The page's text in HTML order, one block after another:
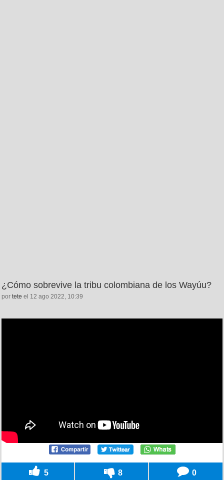
¿Cómo sobrevive la tribu colombiana de los Wayúu?
por tete el 12 ago 2022, 10:39
5 8 0